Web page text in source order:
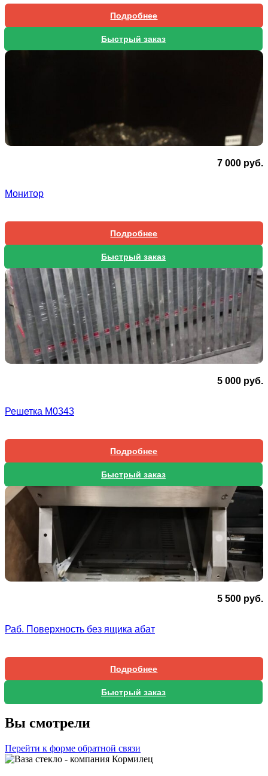
Подробнее
Быстрый заказ
7 000 руб.
Монитор
Подробнее
Быстрый заказ
5 000 руб.
Решетка М0343
Подробнее
Быстрый заказ
5 500 руб.
Раб. Поверхность без ящика абат
Подробнее
Быстрый заказ
Вы смотрели
Перейти к форме обратной связи